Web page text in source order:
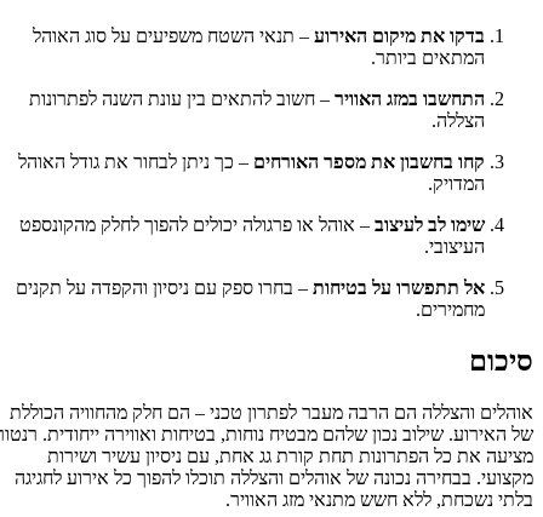
בדקו את מיקום האירוע– תנאי השטח משפיעים על סוג האוהל
המתאים ביותר.
התחשבו במזג האוויר– חשוב להתאים בין עונת השנה לפתרונות
הצללה.
קחו בחשבון את מספר האורחים– כך ניתן לבחור את גודל האוהל
המדויק.
שימו לב לעיצוב– אוהל או פרגולה יכולים להפוך לחלק מהקונספט
העיצובי.
אל תתפשרו על בטיחות– בחרו ספק עם ניסיון והקפדה על תקנים
מחמירים.
סיכום
אוהלים והצללה הם הרבה מעבר לפתרון טכני – הם חלק מהחוויה הכוללת
של האירוע. שילוב נכון שלהם מבטיח נוחות, בטיחות ואווירה ייחודית. רנטורי
מציעה את כל הפתרונות תחת קורת גג אחת, עם ניסיון עשיר ושירות
מקצועי. בבחירה נכונה של אוהלים והצללה תוכלו להפוך כל אירוע לחגיגה
בלתי נשכחת, ללא חשש מתנאי מזג האוויר.